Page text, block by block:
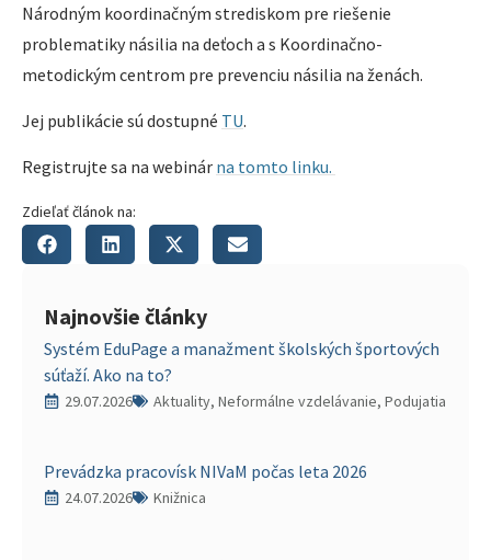
Národným koordinačným strediskom pre riešenie
problematiky násilia na deťoch a s Koordinačno-
metodickým centrom pre prevenciu násilia na ženách.
Jej publikácie sú dostupné TU.
Registrujte sa na webinár na tomto linku.
Zdieľať článok na:
Najnovšie články
Systém EduPage a manažment školských športových
súťaží. Ako na to?
29.07.2026 Aktuality, Neformálne vzdelávanie, Podujatia
Prevádzka pracovísk NIVaM počas leta 2026
24.07.2026 Knižnica